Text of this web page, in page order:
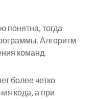
понятна, тогда
Алгоритм –
команд.
более четко
кода, а при